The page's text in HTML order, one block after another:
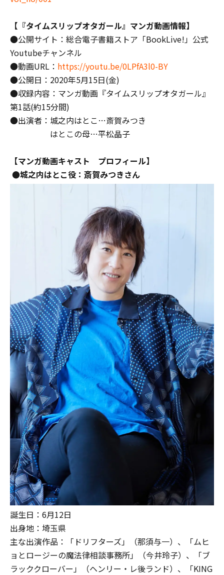
【『タイムスリップオタガール』マンガ動画情報】
●公開サイト：総合電子書籍ストア「BookLive!」公式
Youtubeチャンネル
●動画URL： https://youtu.be/0LPfA3l0-BY
●公開日：2020年5月15日(金)
●収録内容：マンガ動画『タイムスリップオタガール』
第1話(約15分間)
●出演者：城之内はとこ…斎賀みつき
はとこの母…平松晶子
【マンガ動画キャスト プロフィール】
●城之内はとこ役：斎賀みつきさん
誕生日：6月12日
出身地：埼玉県
主な出演作品：「ドリフターズ」（那須与一）、「ムヒ
ョとロージーの魔法律相談事務所」（今井玲子）、「ブ
ラッククローバー」（ヘンリー・レ後ランド）、「KING